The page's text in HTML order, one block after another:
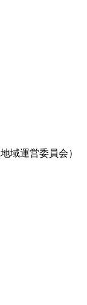
域運営委員会）